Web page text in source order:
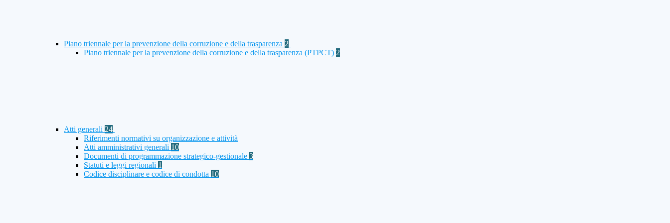
Piano triennale per la prevenzione della corruzione e della trasparenza 2
Piano triennale per la prevenzione della corruzione e della trasparenza (PTPCT) 2
Atti generali 24
Riferimenti normativi su organizzazione e attività
Atti amministrativi generali 10
Documenti di programmazione strategico-gestionale 3
Statuti e leggi regionali 1
Codice disciplinare e codice di condotta 10